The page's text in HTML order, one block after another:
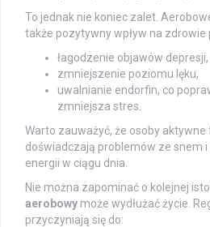
To jednak nie koniec zalet.
także pozytywny wpływ na
łagodzenie objawów depresji,
zmniejszenie poziomu lęku,
uwalnianie endorfin, co
zmniejsza stres.
Warto zauważyć, że osoby
doświadczają problemów ze snem
energii w ciągu dnia.
Nie można zapominać o kolejnej
aerobowy może wydłużać życie.
przyczyniają się do: